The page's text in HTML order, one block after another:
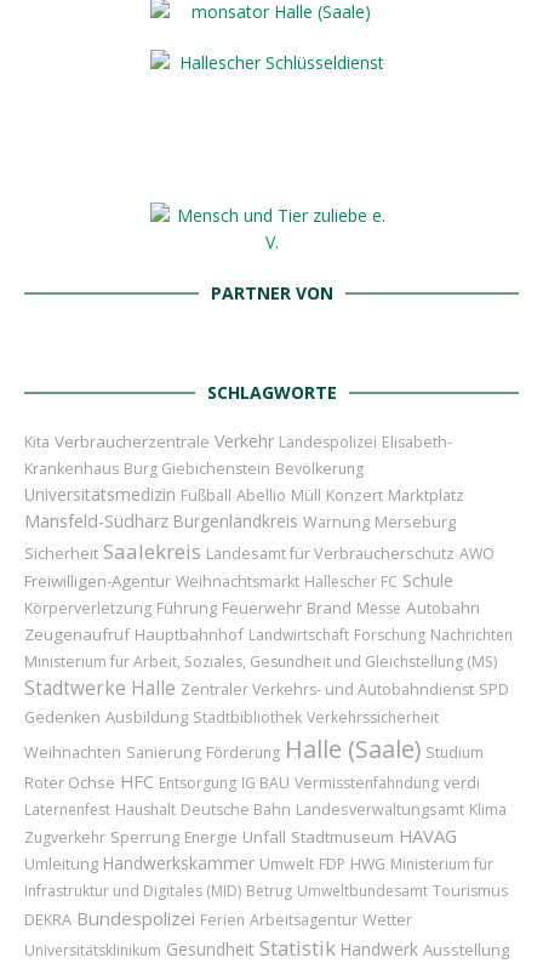
PARTNER VON
SCHLAGWORTE
Kita Verbraucherzentrale Verkehr Landespolizei Elisabeth-
Krankenhaus Burg Giebichenstein Bevölkerung
Universitätsmedizin Fußball Abellio Müll Konzert Marktplatz
Mansfeld-Südharz Burgenlandkreis Warnung Merseburg
Sicherheit Saalekreis Landesamt für Verbraucherschutz AWO
Freiwilligen-Agentur Weihnachtsmarkt Hallescher FC Schule
Körperverletzung Führung Feuerwehr Brand Messe Autobahn
Zeugenaufruf Hauptbahnhof Landwirtschaft Forschung Nachrichten
Ministerium für Arbeit, Soziales, Gesundheit und Gleichstellung (MS)
Stadtwerke Halle Zentraler Verkehrs- und Autobahndienst SPD
Gedenken Ausbildung Stadtbibliothek Verkehrssicherheit
Weihnachten Sanierung Förderung Halle (Saale) Studium
Roter Ochse HFC Entsorgung IG BAU Vermisstenfahndung verdi
Laternenfest Haushalt Deutsche Bahn Landesverwaltungsamt Klima
Zugverkehr Sperrung Energie Unfall Stadtmuseum HAVAG
Umleitung Handwerkskammer Umwelt FDP HWG Ministerium für
Infrastruktur und Digitales (MID) Betrug Umweltbundesamt Tourismus
DEKRA Bundespolizei Ferien Arbeitsagentur Wetter
Universitätsklinikum Gesundheit Statistik Handwerk Ausstellung